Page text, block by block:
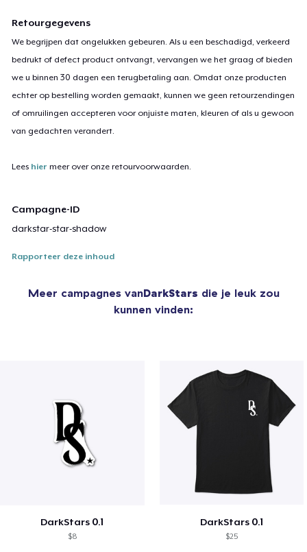
Retourgegevens
We begrijpen dat ongelukken gebeuren. Als u een beschadigd, verkeerd
bedrukt of defect product ontvangt, vervangen we het graag of bieden
we u binnen 30 dagen een terugbetaling aan. Omdat onze producten
echter op bestelling worden gemaakt, kunnen we geen retourzendingen
of omruilingen accepteren voor onjuiste maten, kleuren of als u gewoon
van gedachten verandert.
Lees hier meer over onze retourvoorwaarden.
Campagne-ID
darkstar-star-shadow
Rapporteer deze inhoud
Meer campagnes vanDarkStars die je leuk zou
kunnen vinden:
DarkStars 0.1
$8
DarkStars 0.1
$25